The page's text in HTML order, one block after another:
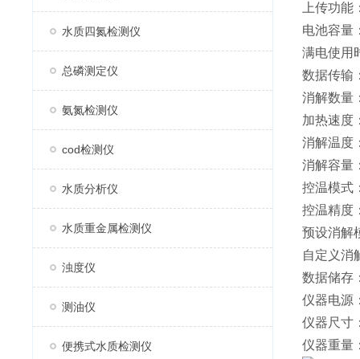
水质四氮检测仪
总磷测定仪
氨氮检测仪
cod检测仪
水质分析仪
水质重金属检测仪
浊度仪
测油仪
便携式水质检测仪
上传功
电池容量
满电使用
数据传输
消解数量
加热速度
消解温度
消解容量
控温模式
控温精度
预设消解
自定义消
数据储存
仪器电源
仪器尺寸
仪器重量